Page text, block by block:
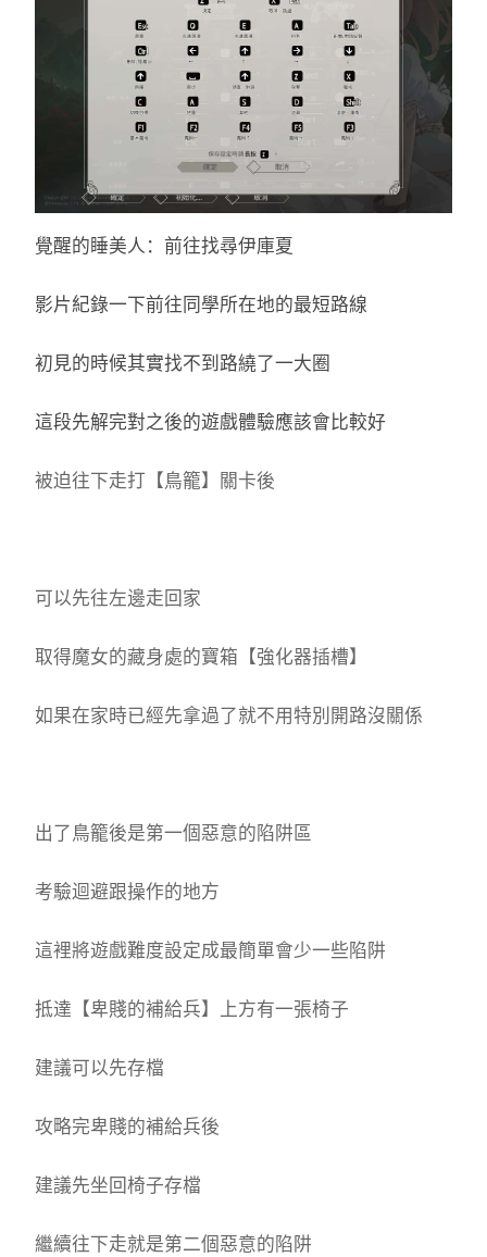
覺醒的睡美人：前往找尋伊庫夏
影片紀錄一下前往同學所在地的最短路線
初見的時候其實找不到路繞了一大圈
這段先解完對之後的遊戲體驗應該會比較好
被迫往下走打【鳥籠】關卡後
可以先往左邊走回家
取得魔女的藏身處的寶箱【強化器插槽】
如果在家時已經先拿過了就不用特別開路沒關係
出了鳥籠後是第一個惡意的陷阱區
考驗迴避跟操作的地方
這裡將遊戲難度設定成最簡單會少一些陷阱
抵達【卑賤的補給兵】上方有一張椅子
建議可以先存檔
攻略完卑賤的補給兵後
建議先坐回椅子存檔
繼續往下走就是第二個惡意的陷阱